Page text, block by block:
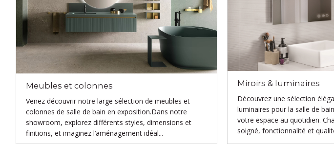
Meubles et colonnes
Venez découvrir notre large sélection de meubles et
colonnes de salle de bain en exposition.Dans notre
showroom, explorez différents styles, dimensions et
finitions, et imaginez l’aménagement idéal...
Miroirs & luminaires
Découvrez une sélection
luminaires pour la salle de
votre espace au quotidien.
soigné, fonctionnalité et